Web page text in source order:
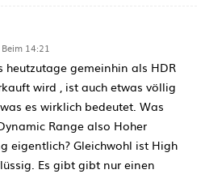
14:21
heutzutage gemeinhin als HDR
wird , ist auch etwas völlig
es wirklich bedeutet. Was
Range also Hoher
eigentlich? Gleichwohl ist High
Es gibt gibt nur einen